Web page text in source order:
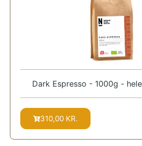
Dark Espresso - 1000g -
310,00 KR.